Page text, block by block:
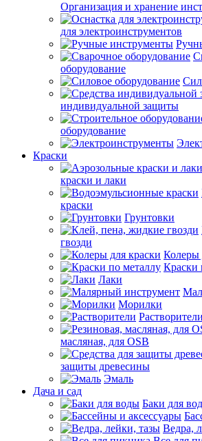
Организация и хранение
для электроинструментов
оборудование
индивидуальной защиты
оборудование
Краски
краски и лаки
краски
Грунтовки
гвозди
Колеры
Краски
Лаки
Морилки
Растворители
масляная, для OSB
защиты древесины
Эмаль
Дача и сад
Баки для
Ведра,